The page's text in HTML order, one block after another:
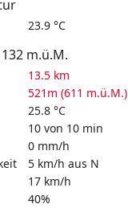
23.9 °C
m.ü.M.
13.5 km
521m (611 m.ü.M.)
25.8 °C
10 von 10 min
0 mm/h
5 km/h aus N
17 km/h
40%